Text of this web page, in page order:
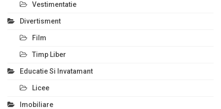
Vestimentatie
Divertisment
Film
Timp Liber
Educatie Si Invatamant
Licee
Imobiliare